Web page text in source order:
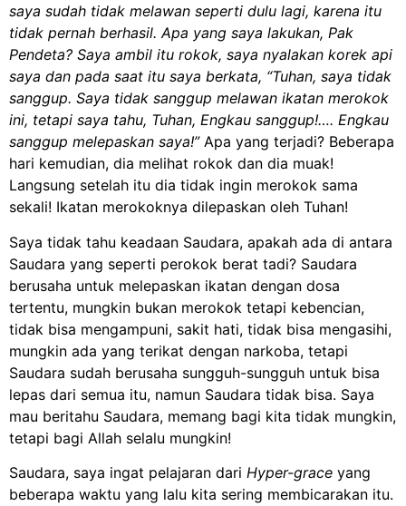
saya sudah tidak melawan seperti dulu lagi, karena itu
tidak pernah berhasil. Apa yang saya lakukan, Pak
Pendeta? Saya ambil itu rokok, saya nyalakan korek api
saya dan pada saat itu saya berkata, “Tuhan, saya tidak
sanggup. Saya tidak sanggup melawan ikatan merokok
ini, tetapi saya tahu, Tuhan, Engkau sanggup!…. Engkau
sanggup melepaskan saya!” Apa yang terjadi? Beberapa
hari kemudian, dia melihat rokok dan dia muak!
Langsung setelah itu dia tidak ingin merokok sama
sekali! Ikatan merokoknya dilepaskan oleh Tuhan!
Saya tidak tahu keadaan Saudara, apakah ada di antara
Saudara yang seperti perokok berat tadi? Saudara
berusaha untuk melepaskan ikatan dengan dosa
tertentu, mungkin bukan merokok tetapi kebencian,
tidak bisa mengampuni, sakit hati, tidak bisa mengasihi,
mungkin ada yang terikat dengan narkoba, tetapi
Saudara sudah berusaha sungguh-sungguh untuk bisa
lepas dari semua itu, namun Saudara tidak bisa. Saya
mau beritahu Saudara, memang bagi kita tidak mungkin,
tetapi bagi Allah selalu mungkin!
Saudara, saya ingat pelajaran dari Hyper-grace yang
beberapa waktu yang lalu kita sering membicarakan itu.